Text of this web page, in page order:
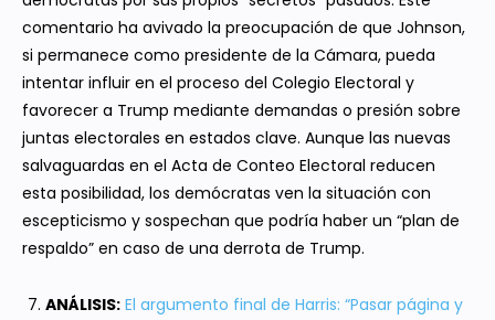
comentario ha avivado la preocupación de que Johnson,
si permanece como presidente de la Cámara, pueda
intentar influir en el proceso del Colegio Electoral y
favorecer a Trump mediante demandas o presión sobre
juntas electorales en estados clave. Aunque las nuevas
salvaguardas en el Acta de Conteo Electoral reducen
esta posibilidad, los demócratas ven la situación con
escepticismo y sospechan que podría haber un “plan de
respaldo” en caso de una derrota de Trump.
ANÁLISIS: El argumento final de Harris: “Pasar página y